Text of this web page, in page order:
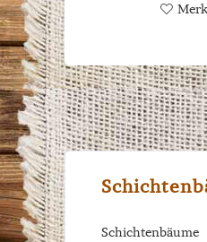
Schichtenbäume